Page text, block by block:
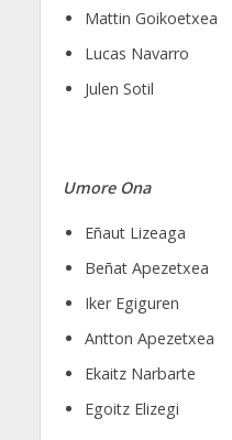
Mattin Goikoetxea
Lucas Navarro
Julen Sotil
Umore Ona
Eñaut Lizeaga
Beñat Apezetxea
Iker Egiguren
Antton Apezetxea
Ekaitz Narbarte
Egoitz Elizegi